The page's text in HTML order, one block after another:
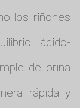
los riñones
ácido-
de orina
rápida y